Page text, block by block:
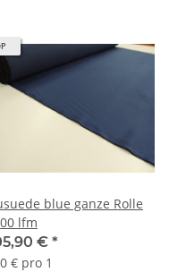
blue ganze Rolle
lfm
€ *
€ pro 1